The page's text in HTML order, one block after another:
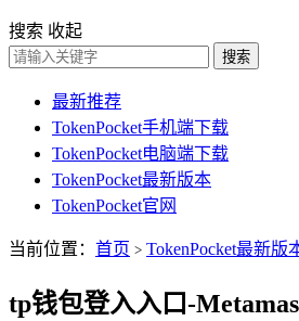
搜索 收起
搜索
最新推荐
TokenPocket手机端下载
TokenPocket电脑端下载
TokenPocket最新版本
TokenPocket官网
当前位置： 首页 > TokenPocket最新版
tp钱包登入入口-